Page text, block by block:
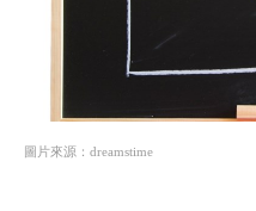
圖片來源：dreamstime